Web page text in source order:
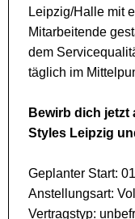
Leipzig/Halle mit
Mitarbeitende
dem
täglich im
Bewirb dich jetzt
Styles Leipzig
Geplanter Start:
Anstellungsart:
Vertragstyp: